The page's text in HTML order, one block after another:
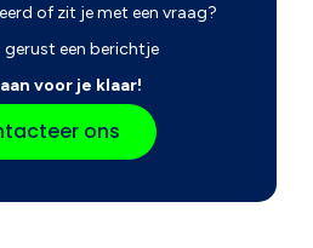
of zit je met een vraag?
een berichtje
voor je klaar!
ons